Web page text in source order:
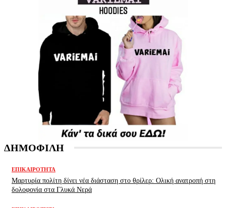
ΔΗΜΟΦΙΛΗ
ΕΠΙΚΑΙΡΌΤΗΤΑ
Μαρτυρία πολίτη δίνει νέα διάσταση στο θρίλερ: Ολική ανατροπή στη
δολοφονία στα Γλυκά Νερά